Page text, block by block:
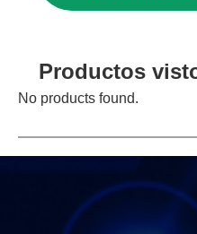
Productos
No products found.